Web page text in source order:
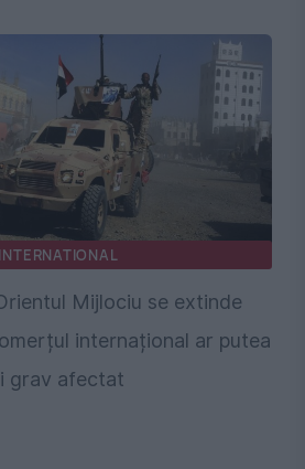
INTERNATIONAL
Mijlociu se extinde
internațional ar putea
grav afectat